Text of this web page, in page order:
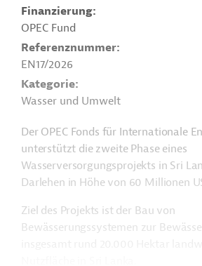
Finanzierung
OPEC Fund
Referenznummer
EN17/2026
Kategorie
Wasser und Umwelt
Der OPEC Fonds für Internationale
unterstützt die zweite Phase eines
Wasserversorgungsprojekts in Sri
Darlehen in Höhe von 60 Millionen
Ziel des Projekts ist der Bau von
Bewässerungssystemen zur